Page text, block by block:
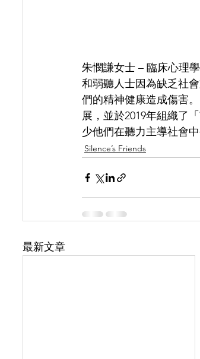
朱憫謙女士 – 臨床心理
和弱聽人士因為缺乏社
們的精神健康造成傷害
展，並於2019年組織了
少他們在聽力主導社會中
Silence’s Friends
最新文章